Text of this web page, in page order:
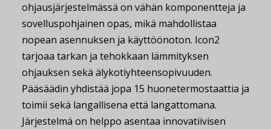
ohjausjärjestelmässä on vähän komponentteja ja
sovelluspohjainen opas, mikä mahdollistaa
nopean asennuksen ja käyttöönoton. Icon2
tarjoaa tarkan ja tehokkaan lämmityksen
ohjauksen sekä älykotiyhteensopivuuden.
Pääsäädin yhdistää jopa 15 huonetermostaattia ja
toimii sekä langallisena että langattomana.
Järjestelmä on helppo asentaa innovatiivisen